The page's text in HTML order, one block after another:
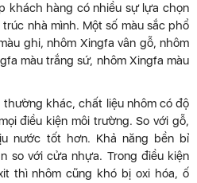
khách hàng có nhiều sự lựa chọn
nhà mình. Một số màu sắc phổ
ghi, nhôm Xingfa vân gỗ, nhôm
màu trắng sứ, nhôm Xingfa màu
thường khác, chất liệu nhôm có độ
điều kiện môi trường. So với gỗ,
nước tốt hơn. Khả năng bền bỉ
so với cửa nhựa. Trong điều kiện
thì nhôm cũng khó bị oxi hóa, ố